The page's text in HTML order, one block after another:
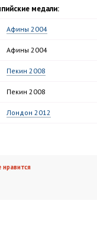
медали:
Афины 2004
Афины 2004
Пекин 2008
Пекин 2008
Лондон 2012
нравится